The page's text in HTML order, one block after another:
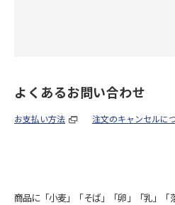
よくあるお問い合わせ
お支払い方法 注文のキャンセルに
商品に「小麦」「そば」「卵」「乳」「